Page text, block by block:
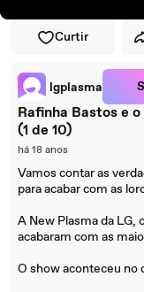
Curtir
lgplasma
Rafinha Bastos e
(1 de 10)
há 18 anos
Vamos contar as
para acabar com as
A New Plasma da LG,
acabaram com as
O show aconteceu no